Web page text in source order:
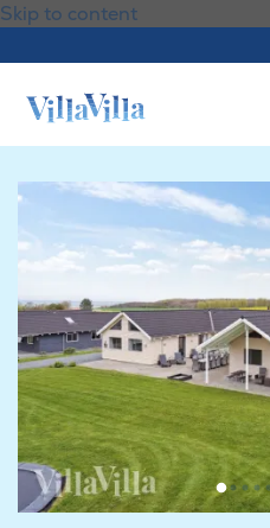
Skip to content